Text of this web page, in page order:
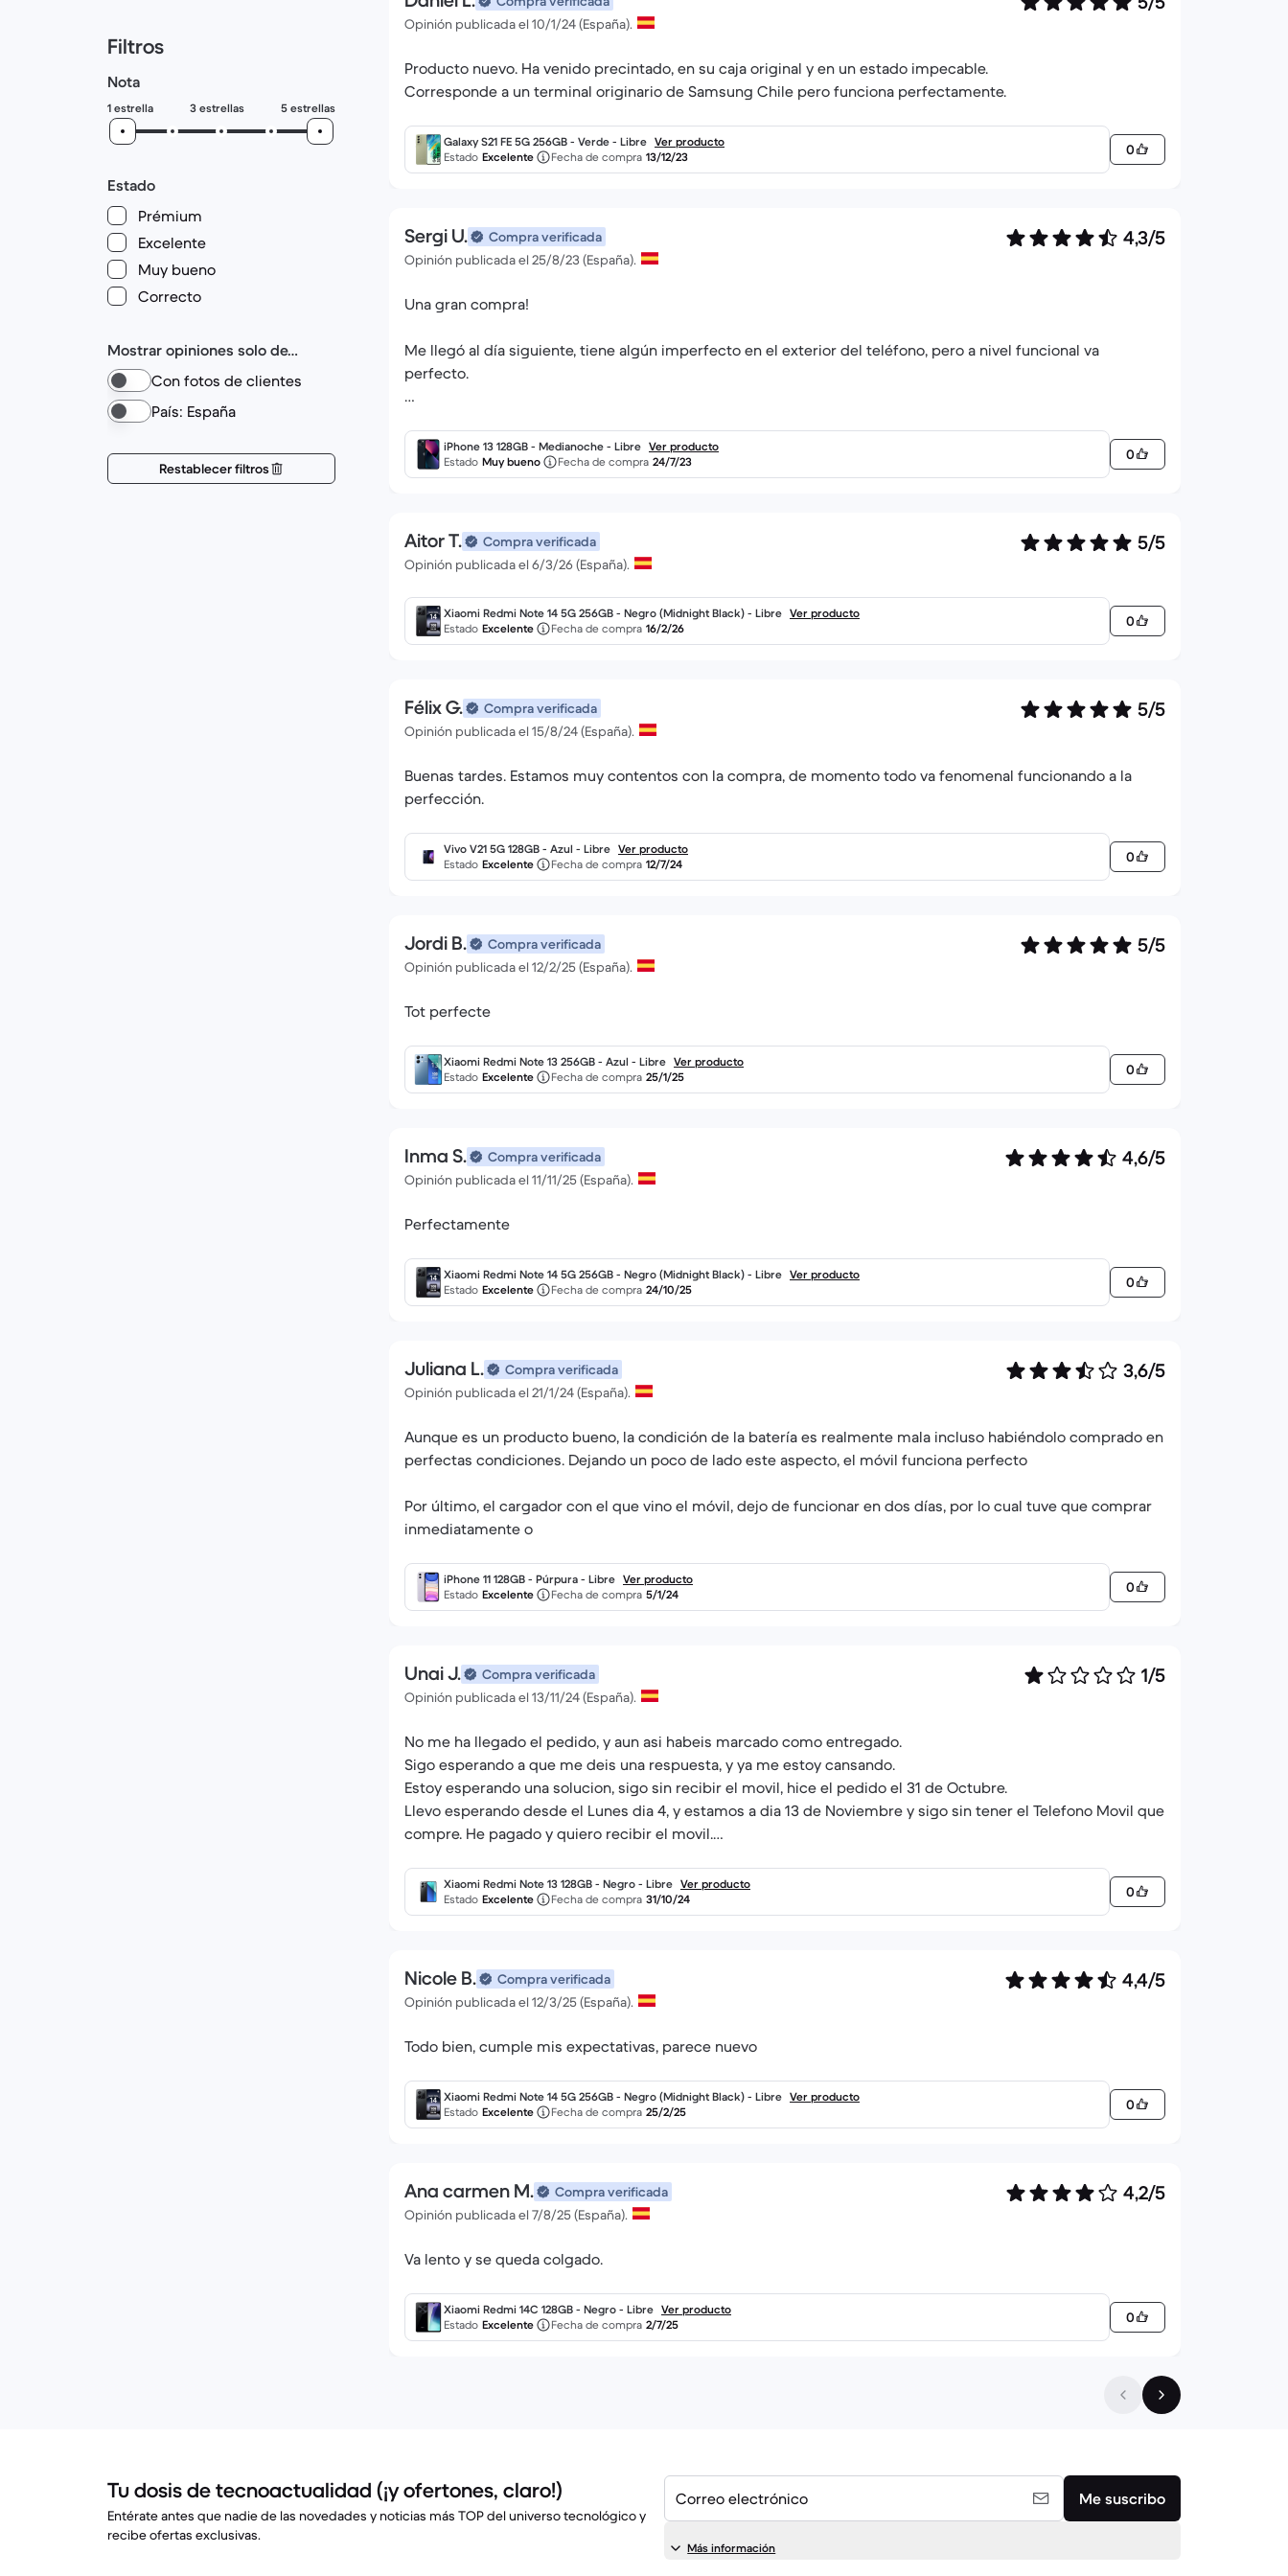
Filtros
Nota
1 estrella 3 estrellas 5 estrellas
Estado
Prémium
Excelente
Muy bueno
Correcto
Mostrar opiniones solo de…
Con fotos de clientes
País: España
Restablecer filtros
Opinión publicada el 10/1/24 (España).
Producto nuevo. Ha venido precintado, en su caja original y en un estado impecable.
Corresponde a un terminal originario de Samsung Chile pero funciona perfectamente.
Galaxy S21 FE 5G 256GB - Verde - Libre Ver producto
Estado Excelente Fecha de compra 13/12/23 0
Sergi U.
Compra verificada
Opinión publicada el 25/8/23 (España).
4,3/5
Una gran compra!
Me llegó al día siguiente, tiene algún imperfecto en el exterior del teléfono, pero a nivel funcional va
perfecto.
iPhone 13 128GB - Medianoche - Libre Ver producto
Estado Muy bueno Fecha de compra 24/7/23 0
Aitor T.
Compra verificada
Opinión publicada el 6/3/26 (España).
5/5
Xiaomi Redmi Note 14 5G 256GB - Negro (Midnight Black) - Libre Ver producto
Estado Excelente Fecha de compra 16/2/26 0
Félix G.
Compra verificada
Opinión publicada el 15/8/24 (España).
5/5
Buenas tardes. Estamos muy contentos con la compra, de momento todo va fenomenal funcionando a la
perfección.
Vivo V21 5G 128GB - Azul - Libre Ver producto
Estado Excelente Fecha de compra 12/7/24 0
Jordi B.
Compra verificada
Opinión publicada el 12/2/25 (España).
5/5
Tot perfecte
Xiaomi Redmi Note 13 256GB - Azul - Libre Ver producto
Estado Excelente Fecha de compra 25/1/25 0
Inma S.
Compra verificada
Opinión publicada el 11/11/25 (España).
4,6/5
Perfectamente
Xiaomi Redmi Note 14 5G 256GB - Negro (Midnight Black) - Libre Ver producto
Estado Excelente Fecha de compra 24/10/25 0
Juliana L.
Compra verificada
Opinión publicada el 21/1/24 (España).
3,6/5
Aunque es un producto bueno, la condición de la batería es realmente mala incluso habiéndolo comprado en
perfectas condiciones. Dejando un poco de lado este aspecto, el móvil funciona perfecto
Por último, el cargador con el que vino el móvil, dejo de funcionar en dos días, por lo cual tuve que comprar
inmediatamente o
iPhone 11 128GB - Púrpura - Libre Ver producto
Estado Excelente Fecha de compra 5/1/24 0
Unai J.
Compra verificada
Opinión publicada el 13/11/24 (España).
1/5
No me ha llegado el pedido, y aun asi habeis marcado como entregado.
Sigo esperando a que me deis una respuesta, y ya me estoy cansando.
Estoy esperando una solucion, sigo sin recibir el movil, hice el pedido el 31 de Octubre.
Llevo esperando desde el Lunes dia 4, y estamos a dia 13 de Noviembre y sigo sin tener el Telefono Movil que
compre. He pagado y quiero recibir el movil.
(OCU) y a la Ertzaintza a poner la correspondiente denuncia.
Xiaomi Redmi Note 13 128GB - Negro - Libre Ver producto
Estado Excelente Fecha de compra 31/10/24 0
Nicole B.
Compra verificada
Opinión publicada el 12/3/25 (España).
4,4/5
Todo bien, cumple mis expectativas, parece nuevo
Xiaomi Redmi Note 14 5G 256GB - Negro (Midnight Black) - Libre Ver producto
Estado Excelente Fecha de compra 25/2/25 0
Ana carmen M.
Compra verificada
Opinión publicada el 7/8/25 (España).
4,2/5
Va lento y se queda colgado.
Xiaomi Redmi 14C 128GB - Negro - Libre Ver producto
Estado Excelente Fecha de compra 2/7/25 0
Tu dosis de tecnoactualidad (¡y ofertones, claro!)
Entérate antes que nadie de las novedades y noticias más TOP del universo tecnológico y
recibe ofertas exclusivas.
Correo electrónico Me suscribo
Más información